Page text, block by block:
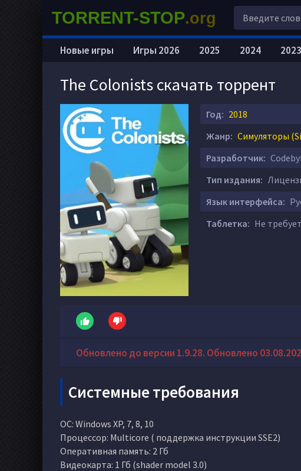
The Colonists скачать торрент
Год: 2018
Жанр: Симуляторы
Разработчик:
Тип издания:
Язык интерфейса:
Таблетка: Не
Обновлено до версии 1.9.28. Обновлено
Системные требования
ОС: Windows XP, 7, 8, 10
Процессор: Multicore ( поддержка инструкции SSE2)
Оперативная память: 2 Гб
Видеокарта: 1 Гб (shader model 3.0)
Новые игры Игры 2026 2025 2024 2023
TORRENT-STOP.org